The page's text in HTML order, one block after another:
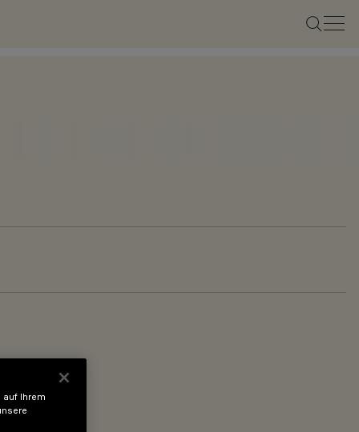
auf Ihrem